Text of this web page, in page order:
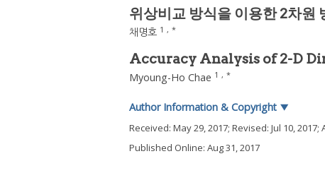
위상비교 방식을 이용한 2차원
채명호 1 , *
Accuracy Analysis of 2-D
Myoung-Ho Chae 1 , *
Author Information & Copyright ▼
Received: May 29, 2017; Revised: Jul 10, 2017;
Published Online: Aug 31, 2017